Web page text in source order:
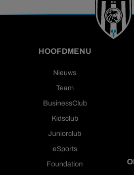
HOOFDMENU
Nieuws
Team
BusinessClub
Kidsclub
Juniorclub
eSports
Foundation